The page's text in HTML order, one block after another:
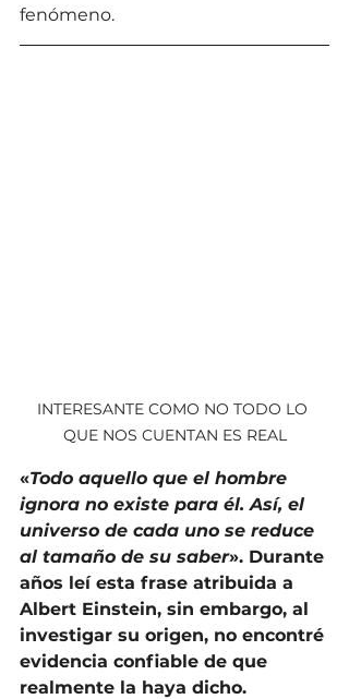
fenómeno.
INTERESANTE COMO NO TODO LO
QUE NOS CUENTAN ES REAL
«Todo aquello que el hombre
ignora no existe para él. Así, el
universo de cada uno se reduce
al tamaño de su saber». Durante
años leí esta frase atribuida a
Albert Einstein, sin embargo, al
investigar su origen, no encontré
evidencia confiable de que
realmente la haya dicho.